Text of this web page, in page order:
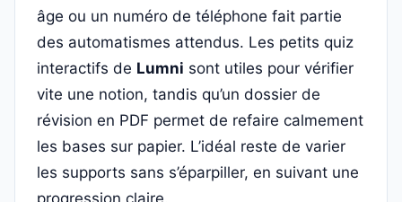
âge ou un numéro de téléphone fait partie
des automatismes attendus. Les petits quiz
interactifs de Lumni sont utiles pour vérifier
vite une notion, tandis qu’un dossier de
révision en PDF permet de refaire calmement
les bases sur papier. L’idéal reste de varier
les supports sans s’éparpiller, en suivant une
progression claire.